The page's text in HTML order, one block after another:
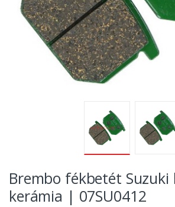
Brembo fékbetét Suzuki
kerámia | 07SU0412